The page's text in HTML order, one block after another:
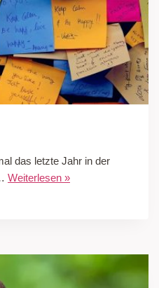
das letzte Jahr in der
Weiterlesen »